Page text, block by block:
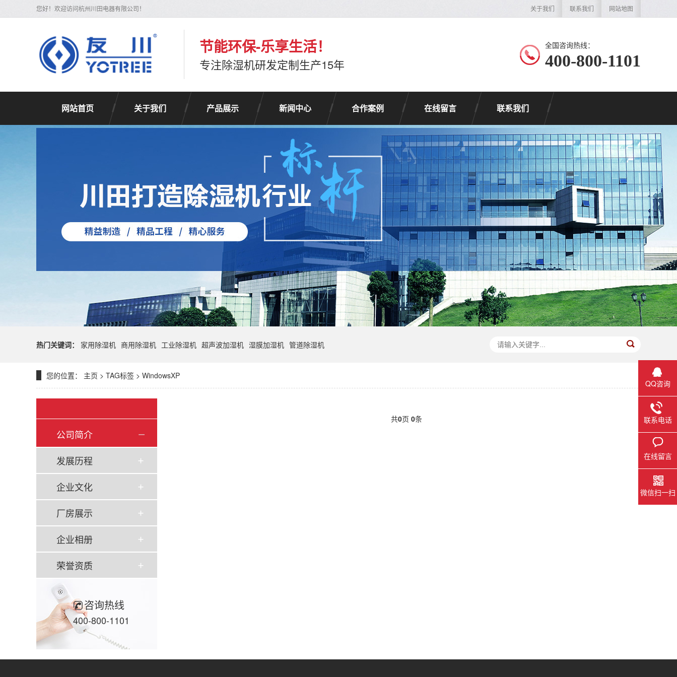
关于我们 联系我们 网站地图
您好！欢迎访问杭州川田电器有限公司！
节能环保-乐享生活！
专注除湿机研发定制生产15年
全国咨询热线：
400-800-1101
网站首页 关于我们 产品展示 新闻中心 合作案例 在线留言 联系我们
热门关键词： 家用除湿机 商用除湿机 工业除湿机 超声波加湿机 湿膜加湿机 管道除湿机
您的位置： 主页 > TAG标签 > WindowsXP
公司简介
发展历程
企业文化
厂房展示
企业相册
荣誉资质
咨询热线
400-800-1101
共0页 0条
QQ咨询
联系电话
在线留言
微信扫一扫